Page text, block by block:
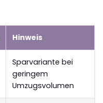
Hinweis
Sparvariante bei
geringem
Umzugsvolumen